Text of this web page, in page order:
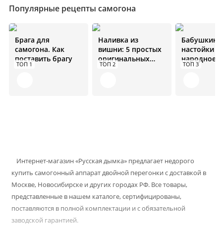
Популярные рецепты самогона
ТОП 1
Брага для
самогона. Как
поставить брагу
ТОП 2
Наливка из
вишни: 5 простых
оригинальных
рецептов
ТОП 3
Бабушкин
настойки
народное
средство
Интернет-магазин «Русская дымка» предлагает недорого
купить самогонный аппарат двойной перегонки с доставкой в
Москве, Новосибирске и других городах РФ. Все товары,
представленные в нашем каталоге, сертифицированы,
поставляются в полной комплектации и с обязательной
заводской гарантией.